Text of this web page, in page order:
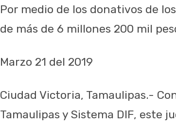
Por medio de los donativos de
de más de 6 millones 200 mil
Marzo 21 del 2019
Ciudad Victoria, Tamaulipas.-
Tamaulipas y Sistema DIF, este